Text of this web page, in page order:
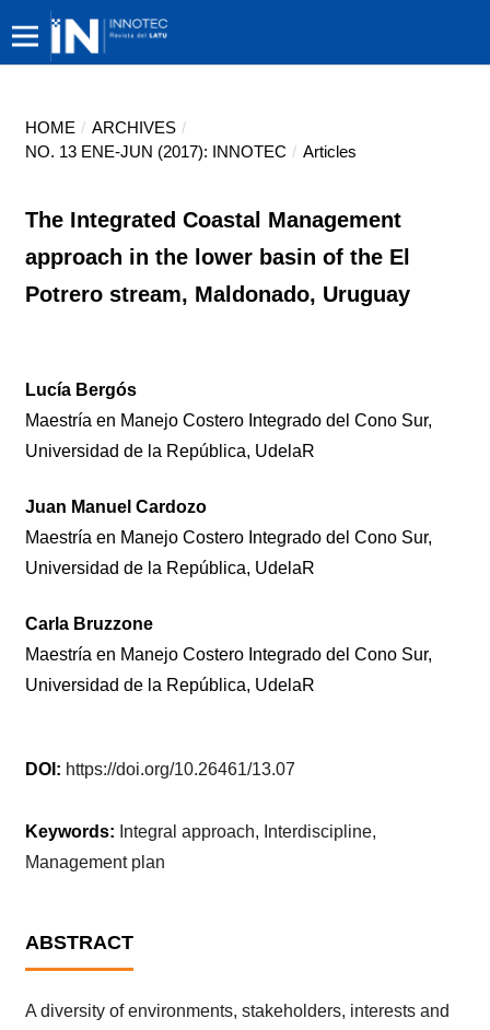
HOME / ARCHIVES /
NO. 13 ENE-JUN (2017): INNOTEC / Articles
The Integrated Coastal Management
approach in the lower basin of the El
Potrero stream, Maldonado, Uruguay
Lucía Bergós
Maestría en Manejo Costero Integrado del Cono Sur,
Universidad de la República, UdelaR
Juan Manuel Cardozo
Maestría en Manejo Costero Integrado del Cono Sur,
Universidad de la República, UdelaR
Carla Bruzzone
Maestría en Manejo Costero Integrado del Cono Sur,
Universidad de la República, UdelaR
DOI: https://doi.org/10.26461/13.07
Keywords: Integral approach, Interdiscipline,
Management plan
ABSTRACT
A diversity of environments, stakeholders, interests and